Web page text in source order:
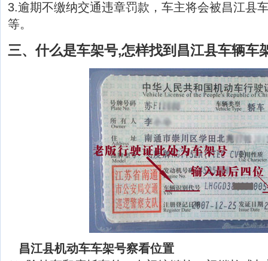
3.逾期不缴纳交通违章罚款，车主将会被昌江县
等。
三、什么是车架号,怎样找到昌江县车辆车
昌江县机动车车架号察看位置